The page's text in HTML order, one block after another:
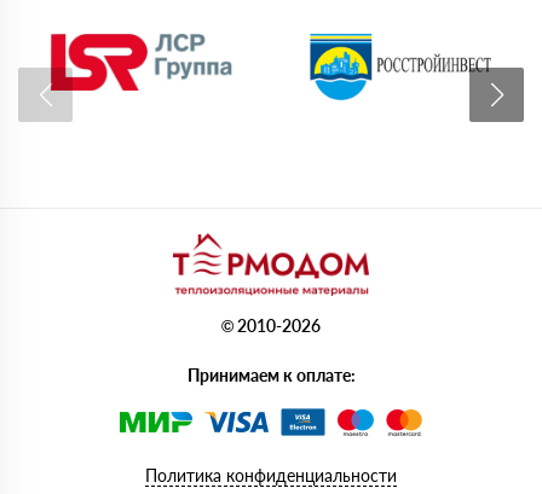
© 2010-2026
Принимаем к оплате:
Политика конфиденциальности